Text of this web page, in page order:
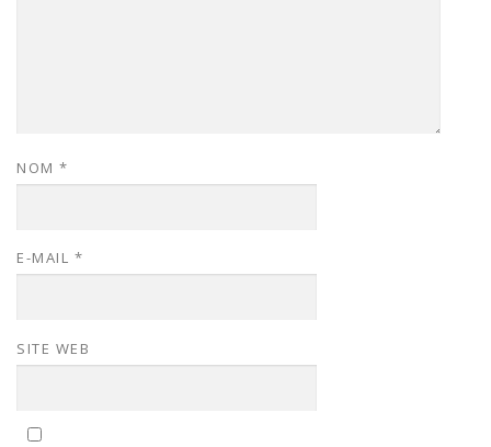
NOM *
E-MAIL *
SITE WEB